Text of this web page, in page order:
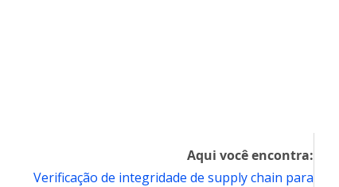
Aqui você encontra:
Verificação de integridade de supply chain para